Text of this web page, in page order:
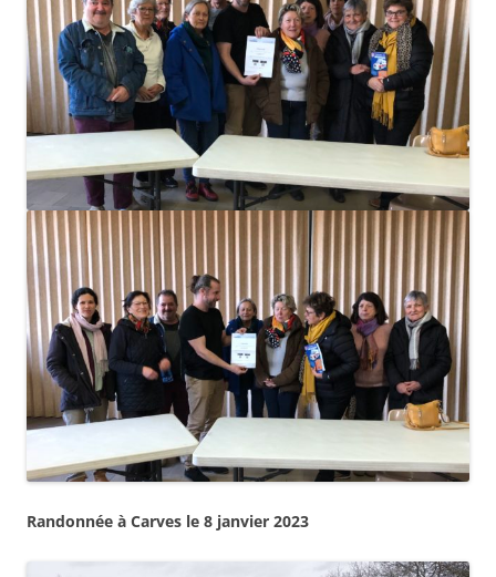
Randonnée à Carves le 8 janvier 2023